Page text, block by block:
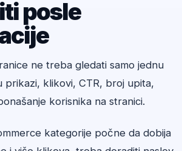
posle
ne treba gledati samo jednu
prikazi, klikovi, CTR, broj upita,
korisnika na stranici.
kategorije počne da dobija